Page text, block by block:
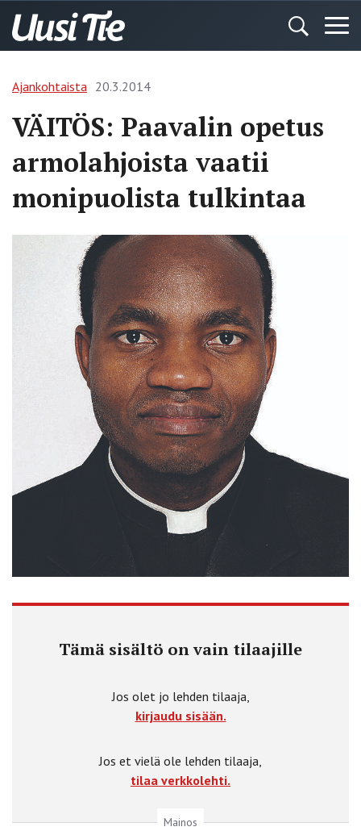
Ajankohtaista 20.3.2014
VÄITÖS: Paavalin opetus
armolahjoista vaatii
monipuolista tulkintaa
Tämä sisältö on vain tilaajille
Jos olet jo lehden tilaaja,
kirjaudu sisään.
Jos et vielä ole lehden tilaaja,
tilaa verkkolehti.
Mainos